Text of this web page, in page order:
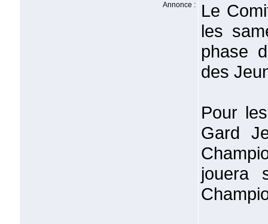
Annonce :
Le
les
phase
des
Pour
Gard
jouera